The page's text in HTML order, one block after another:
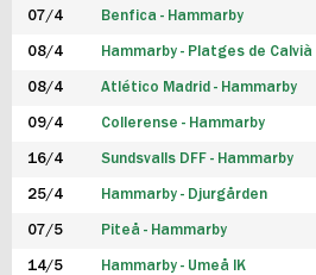
07/4 Benfica - Hammarby
08/4 Hammarby - Platges de Calvià
08/4 Atlético Madrid - Hammarby
09/4 Collerense - Hammarby
16/4 Sundsvalls DFF - Hammarby
25/4 Hammarby - Djurgården
07/5 Piteå - Hammarby
14/5 Hammarby - Umeå IK